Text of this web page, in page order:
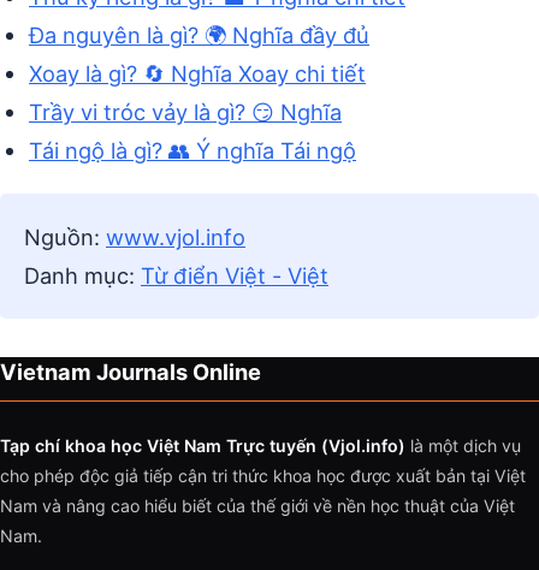
Đa nguyên là gì? 🌍 Nghĩa đầy đủ
Xoay là gì? 🔄 Nghĩa Xoay chi tiết
Trầy vi tróc vảy là gì? 😏 Nghĩa
Tái ngộ là gì? 👥 Ý nghĩa Tái ngộ
Nguồn: www.vjol.info
Danh mục: Từ điển Việt - Việt
Vietnam Journals Online
Tạp chí khoa học Việt Nam Trực tuyến (Vjol.info) là một dịch vụ
cho phép độc giả tiếp cận tri thức khoa học được xuất bản tại Việt
Nam và nâng cao hiểu biết của thế giới về nền học thuật của Việt
Nam.